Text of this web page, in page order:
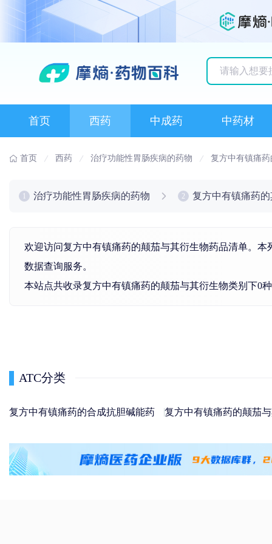
首页 西药 中成药 中药材
首页 西药 治疗功能性胃肠疾病的药物 复方中有镇痛
治疗功能性胃肠疾病的药物 2 复方中有镇痛药
欢迎访问复方中有镇痛药的颠茄与其衍生物药品清单。
数据查询服务。
本站点共收录复方中有镇痛药的颠茄与其衍生物类别下0
ATC分类
复方中有镇痛药的合成抗胆碱能药 复方中有镇痛药的颠茄